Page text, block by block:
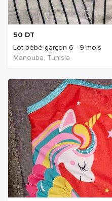
50 DT
Lot bébé garçon 6 - 9 mois
Manouba, Tunisia